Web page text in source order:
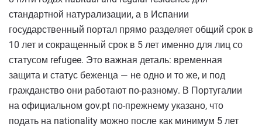
стандартной натурализации, а в Испании
государственный портал прямо разделяет общий срок в
10 лет и сокращенный срок в 5 лет именно для лиц со
статусом refugee. Это важная деталь: временная
защита и статус беженца — не одно и то же, и под
гражданство они работают по-разному. В Португалии
на официальном gov.pt по-прежнему указано, что
подать на nationality можно после как минимум 5 лет